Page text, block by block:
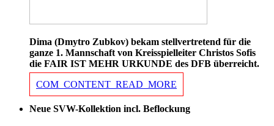
Dima (Dmytro Zubkov) bekam stellvertretend für die
ganze 1. Mannschaft von Kreisspielleiter Christos Sofis
die FAIR IST MEHR URKUNDE des DFB überreicht.
COM_CONTENT_READ_MORE
Neue SVW-Kollektion incl. Beflockung